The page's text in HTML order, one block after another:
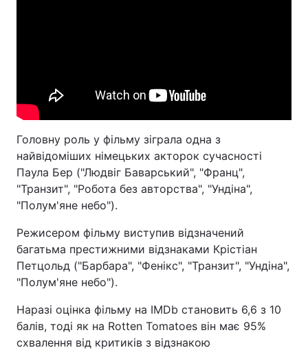
Головну роль у фільму зіграла одна з
найвідоміших німецьких акторок сучасності
Паула Бер ("Людвіг Баварський", "Франц",
"Транзит", "Робота без авторства", "Ундіна",
"Полум'яне небо").
Режисером фільму виступив відзначений
багатьма престижними відзнаками Крістіан
Петцольд ("Барбара", "Фенікс", "Транзит", "Ундіна",
"Полум'яне небо").
Наразі оцінка фільму на IMDb становить 6,6 з 10
балів, тоді як на Rotten Tomatoes він має 95%
схвалення від критиків з відзнакою